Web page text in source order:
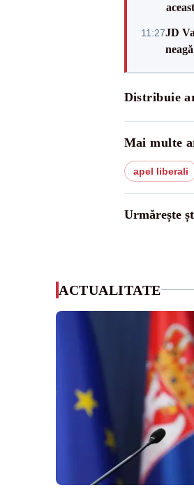
11:27JD
Distribuie
Mai multe
apel liberali
Urmărește
ACTUALITATE